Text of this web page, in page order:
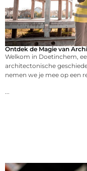
Ontdek de Magie van
Welkom in Doetinchem,
architectonische
nemen we je mee op een